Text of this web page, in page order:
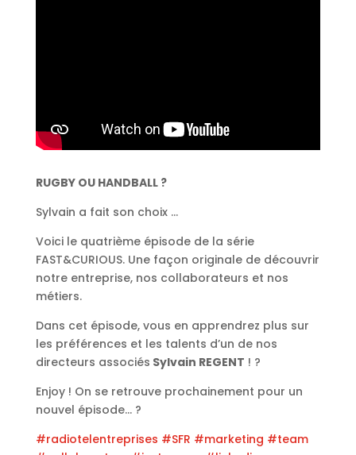
RUGBY OU HANDBALL ?
Sylvain a fait son choix …
Voici le quatrième épisode de la série
FAST&CURIOUS. Une façon originale de découvrir
notre entreprise, nos collaborateurs et nos
métiers.
Dans cet épisode, vous en apprendrez plus sur
les préférences et les talents d’un de nos
directeurs associés Sylvain REGENT ! ?
Enjoy ! On se retrouve prochainement pour un
nouvel épisode… ?
#radiotelentreprises #SFR #marketing #team